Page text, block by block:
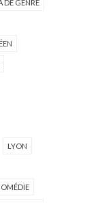
DE GENRE
LYON